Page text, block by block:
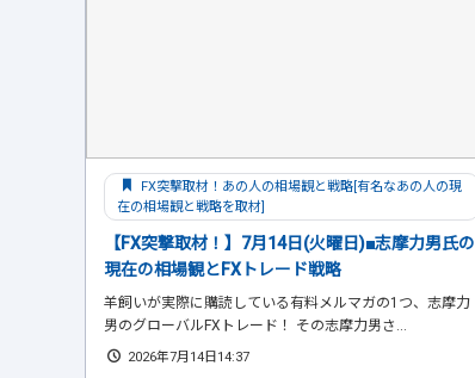
FX突撃取材！あの人の相場観と戦略[有名なあの人の現
在の相場観と戦略を取材]
【FX突撃取材！】7月14日(火曜日)■志摩力男氏の
現在の相場観とFXトレード戦略
羊飼いが実際に購読している有料メルマガの1つ、志摩力
男のグローバルFXトレード！ その志摩力男さ...
2026年7月14日14:37